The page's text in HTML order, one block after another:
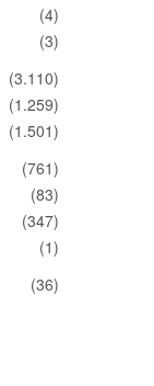
(4)
(3)
(3.110)
(1.259)
(1.501)
(761)
(83)
(347)
(1)
(36)